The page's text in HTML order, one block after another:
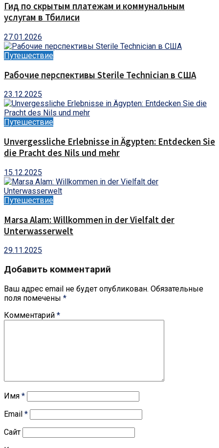
Гид по скрытым платежам и коммунальным
услугам в Тбилиси
27.01.2026
Путешествие
Рабочие перспективы Sterile Technician в США
23.12.2025
Путешествие
Unvergessliche Erlebnisse in Ägypten: Entdecken Sie
die Pracht des Nils und mehr
15.12.2025
Путешествие
Marsa Alam: Willkommen in der Vielfalt der
Unterwasserwelt
29.11.2025
Добавить комментарий
Ваш адрес email не будет опубликован. Обязательные
поля помечены *
Комментарий *
Имя *
Email *
Сайт